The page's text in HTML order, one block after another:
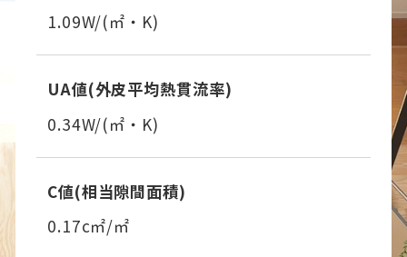
1.09W/(㎡・K)
UA値(外皮平均熱貫流率)
0.34W/(㎡・K)
C値(相当隙間面積)
0.17c㎡/㎡